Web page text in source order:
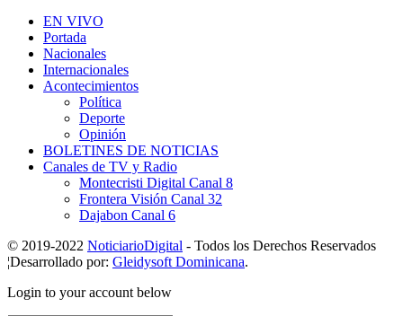
EN VIVO
Portada
Nacionales
Internacionales
Acontecimientos
Política
Deporte
Opinión
BOLETINES DE NOTICIAS
Canales de TV y Radio
Montecristi Digital Canal 8
Frontera Visión Canal 32
Dajabon Canal 6
© 2019-2022 NoticiarioDigital - Todos los Derechos Reservados
¦Desarrollado por: Gleidysoft Dominicana.
Login to your account below